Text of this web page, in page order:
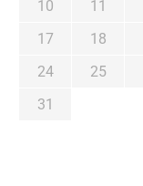
10
11
17
18
24
25
31